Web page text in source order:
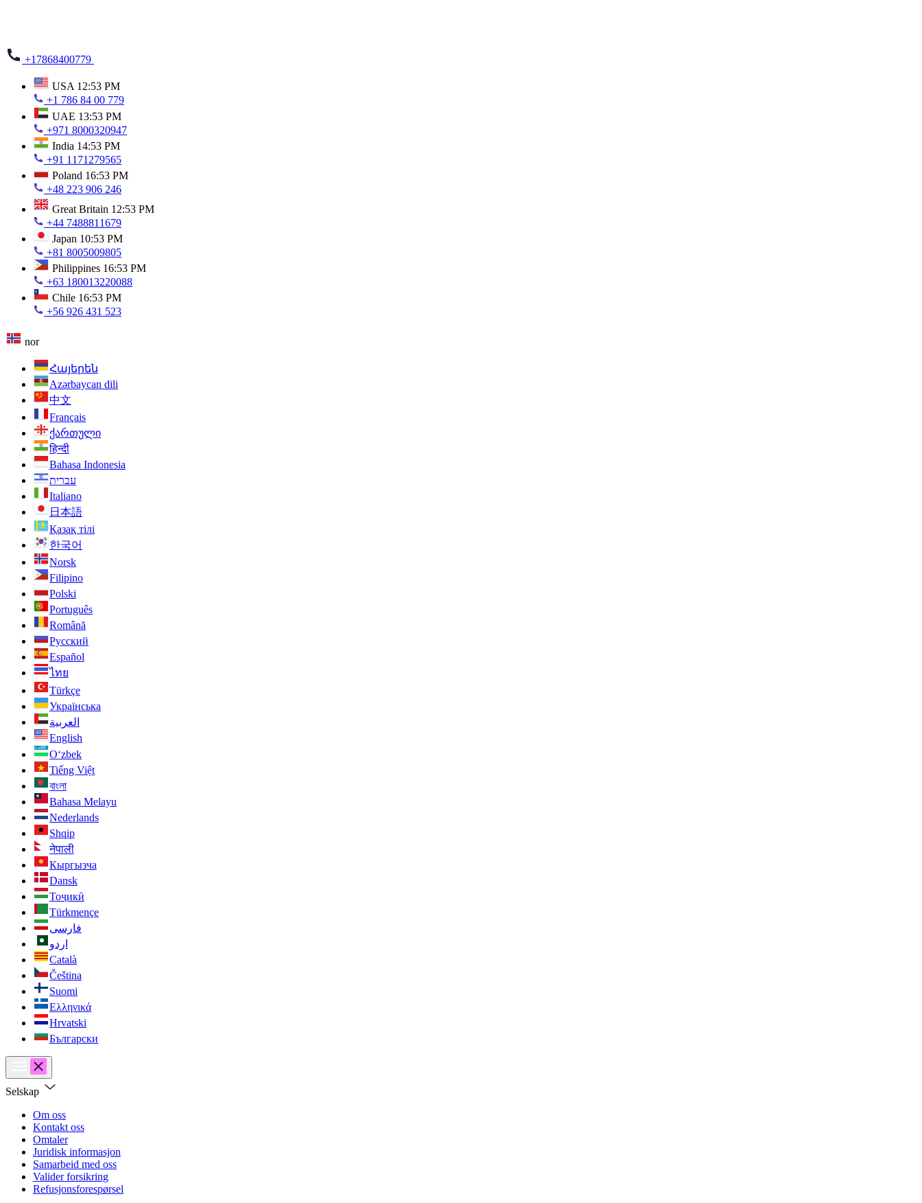
+17868400779
USA 12:53 PM
+1 786 84 00 779
UAE 13:53 PM
+971 8000320947
India 14:53 PM
+91 1171279565
Poland 16:53 PM
+48 223 906 246
Great Britain 12:53 PM
+44 7488811679
Japan 10:53 PM
+81 8005009805
Philippines 16:53 PM
+63 180013220088
Chile 16:53 PM
+56 926 431 523
nor
Հայերեն
Azərbaycan dili
中文
Français
ქართული
हिन्दी
Bahasa Indonesia
עברית
Italiano
日本語
Қазақ тілі
한국어
Norsk
Filipino
Polski
Português
Română
Русский
Español
ไทย
Türkçe
Українська
العربية
English
O‘zbek
Tiếng Việt
বাংলা
Bahasa Melayu
Nederlands
Shqip
नेपाली
Кыргызча
Dansk
Тоҷикӣ
Türkmençe
فارسی
اردو
Català
Čeština
Suomi
Ελληνικά
Hrvatski
Български
Selskap
Om oss
Kontakt oss
Omtaler
Juridisk informasjon
Samarbeid med oss
Valider forsikring
Refusjonsforespørsel